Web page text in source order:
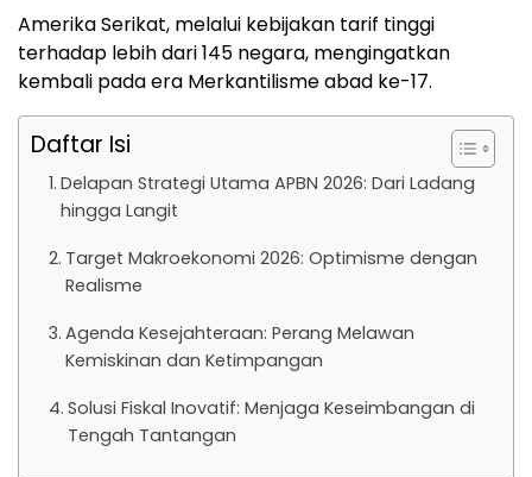
Amerika Serikat, melalui kebijakan tarif tinggi
terhadap lebih dari 145 negara, mengingatkan
kembali pada era Merkantilisme abad ke-17.
Daftar Isi
Delapan Strategi Utama APBN 2026: Dari Ladang
hingga Langit
Target Makroekonomi 2026: Optimisme dengan
Realisme
Agenda Kesejahteraan: Perang Melawan
Kemiskinan dan Ketimpangan
Solusi Fiskal Inovatif: Menjaga Keseimbangan di
Tengah Tantangan